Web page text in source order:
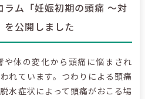
ム「妊娠初期の頭痛 ～対
を公開しました
体の変化から頭痛に悩まされ
れています。つわりによる頭痛
水症状によって頭痛がおこる場